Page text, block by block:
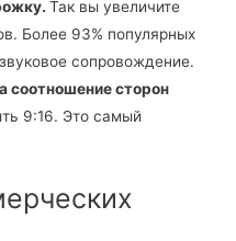
Так вы увеличите
Более 93% популярных
сопровождение.
соотношение сторон
9:16. Это самый